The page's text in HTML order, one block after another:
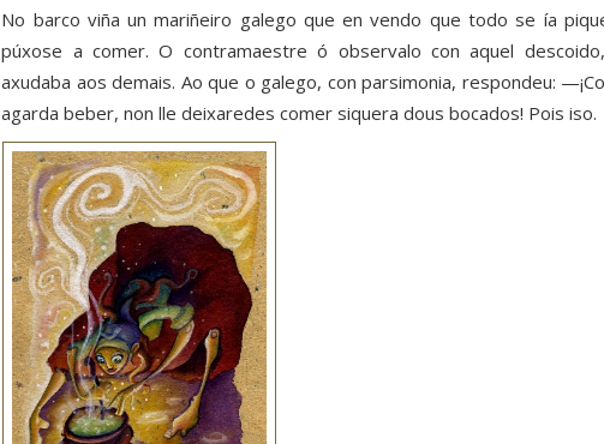
No barco viña un mariñeiro galego que en vendo que todo se ía
púxose a comer. O contramaestre ó observalo con aquel
axudaba aos demais. Ao que o galego, con parsimonia, respondeu:
agarda beber, non lle deixaredes comer siquera dous bocados! Pois iso.